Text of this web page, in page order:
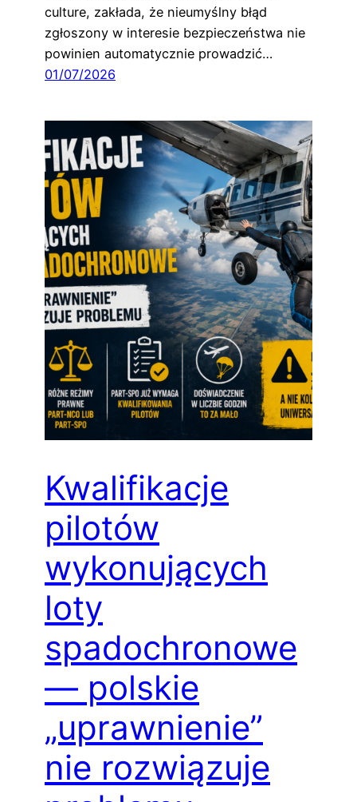
culture, zakłada, że nieumyślny błąd
zgłoszony w interesie bezpieczeństwa nie
powinien automatycznie prowadzić…
01/07/2026
Kwalifikacje
pilotów
wykonujących
loty
spadochronowe
— polskie
„uprawnienie”
nie rozwiązuje